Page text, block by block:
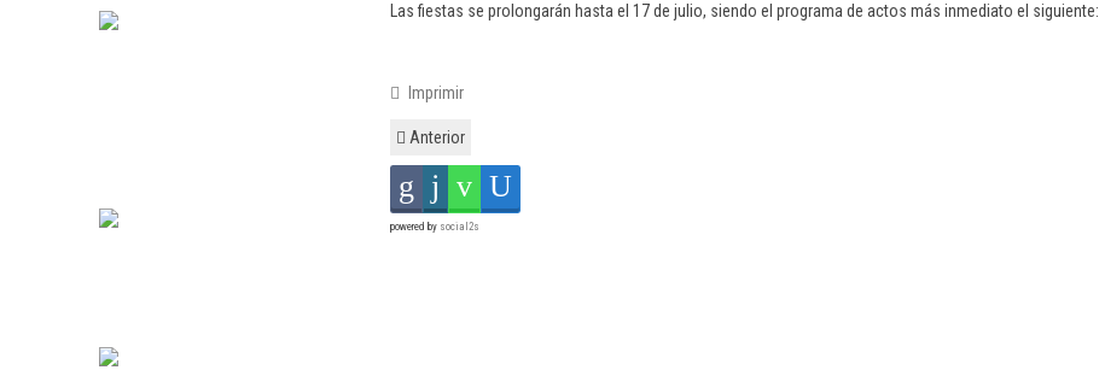
Las fiestas se prolongarán hasta el 17 de julio, siendo el programa de actos más inmediato el siguiente:
Imprimir
Anterior
powered by social2s